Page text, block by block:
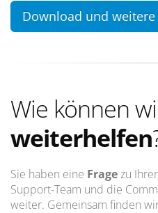
Download und
Wie können
weiterhelfen
Sie haben eine Fragezu Ihrer
Support-Team und die
weiter. Gemeinsam finden